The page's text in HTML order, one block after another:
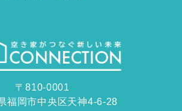
〒810-0001
福岡市中央区天神4-6-28